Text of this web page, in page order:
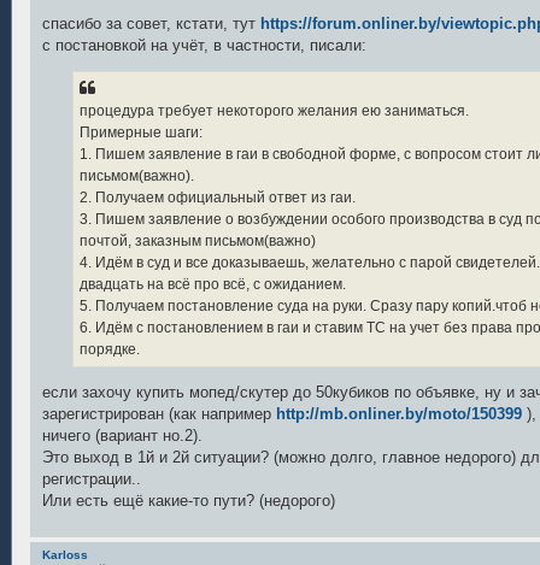
спасибо за совет, кстати, тут https://forum.onliner.by/
с постановкой на учёт, в частности, писали:
процедура требует некоторого желания ею заниматься.
Примерные шаги:
1. Пишем заявление в гаи в свободной форме, с вопросом стоит
письмом(важно).
2. Получаем официальный ответ из гаи.
3. Пишем заявление о возбуждении особого производства в суд
почтой, заказным письмом(важно)
4. Идём в суд и все доказываешь, желательно с парой
двадцать на всё про всё, с ожиданием.
5. Получаем постановление суда на руки. Сразу пару копий.чтоб
6. Идём с постановлением в гаи и ставим ТС на учет без права
порядке.
если захочу купить мопед/скутер до 50кубиков по объявке, ну и
зарегистрирован (как например http://mb.onliner.by/moto/150399 ),
ничего (вариант но.2).
Это выход в 1й и 2й ситуации? (можно долго, главное недорого)
регистрации..
Или есть ещё какие-то пути? (недорого)
Karloss